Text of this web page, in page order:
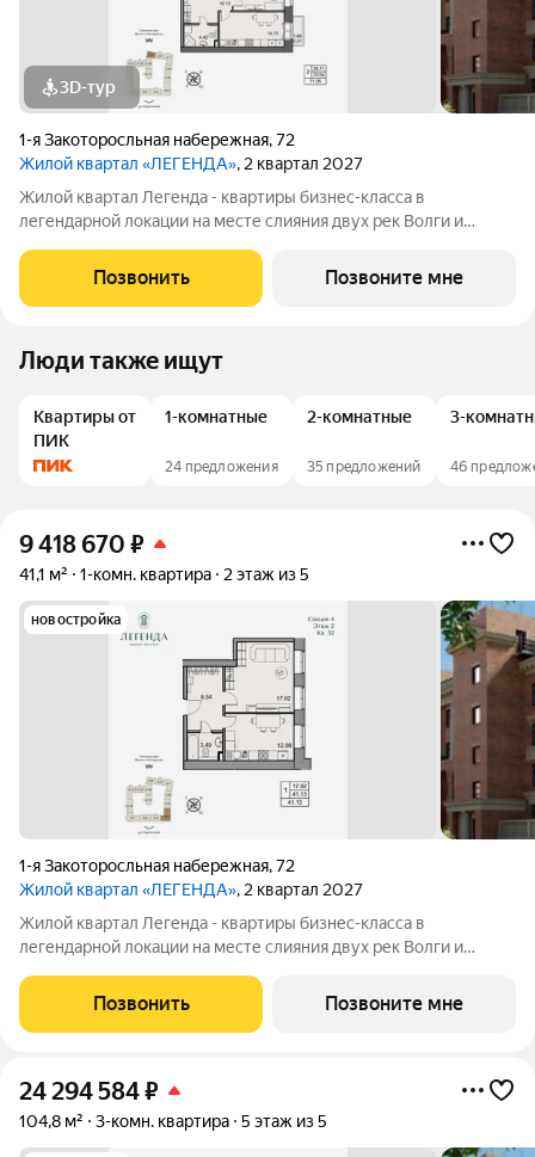
3D-тур
1-я Закоторосльная набережная,72
Жилой квартал «ЛЕГЕНДА», 2 квартал 2027
Жилой квартал Легенда - квартиры бизнес-класса в
легендарной локации на месте слияния двух рек Волги и
граничит с природным парком на
Позвонить Позвоните мне
Люди также ищут
Квартиры от
ПИК
1-комнатные
24 предложения
2-комнатные
35 предложений
3-
46
9 418 670 ₽
41,1 м² 1-комн. квартира 2 этаж из 5
новостройка
1-я Закоторосльная набережная,72
Жилой квартал «ЛЕГЕНДА», 2 квартал 2027
Жилой квартал Легенда - квартиры бизнес-класса в
легендарной локации на месте слияния двух рек Волги и
граничит с природным парком на
Позвонить Позвоните мне
24 294 584₽
104,8 м² 3-комн. квартира 5 этаж из 5